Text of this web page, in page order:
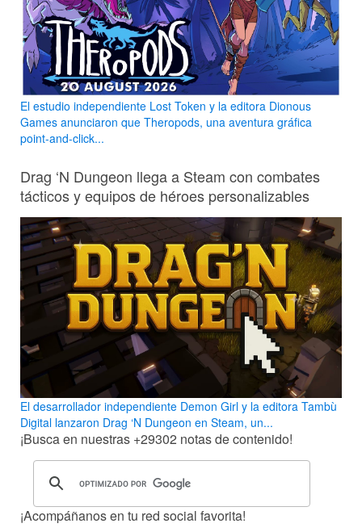
El estudio independiente Lost Token y la editora Dionous
Games anunciaron que Theropods, una aventura gráfica
point-and-click...
Drag ‘N Dungeon llega a Steam con combates
tácticos y equipos de héroes personalizables
El desarrollador independiente Demon Girl y la editora Tambù
Digital lanzaron Drag ‘N Dungeon en Steam, un...
¡Busca en nuestras +29302 notas de contenido!
¡Acompáñanos en tu red social favorita!